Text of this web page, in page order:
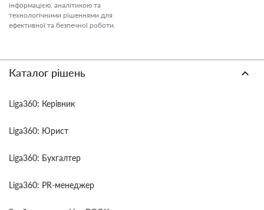
інформацією, аналітикою та
технологічними рішеннями для
ефективної та безпечної роботи.
Каталог рішень
Liga360: Керівник
Liga360: Юрист
Liga360: Бухгалтер
Liga360: PR-менеджер